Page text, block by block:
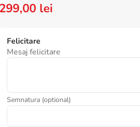
299,00 lei
Felicitare
Mesaj felicitare
Semnatura (optional)